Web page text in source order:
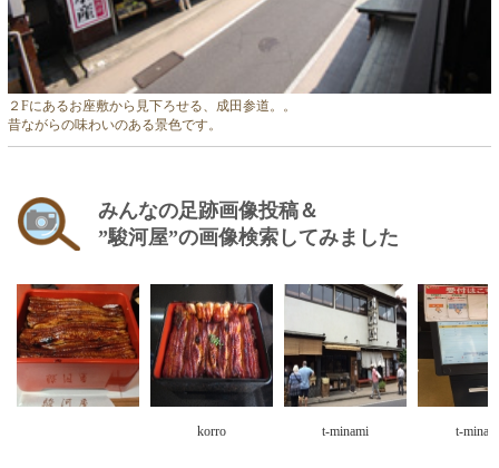
２Fにあるお座敷から見下ろせる、成田参道。。
昔ながらの味わいのある景色です。
みんなの足跡画像投稿＆
”駿河屋”の画像検索してみました
korro t-minami t-